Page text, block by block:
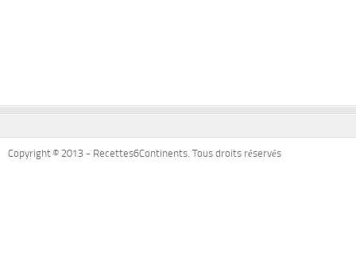
Copyright © 2013 - Recettes6Continents. Tous droits réservés